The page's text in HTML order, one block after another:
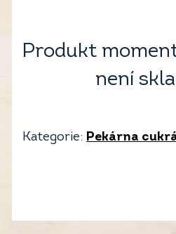
Produkt
není
Kategorie: Pekárna